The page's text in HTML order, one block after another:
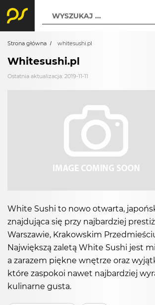
WYSZUKAJ ...
Strona główna whitesushi.pl
Whitesushi.pl
Ostatnia aktualizacja: 2019-11-11
White Sushi to nowo otwarta,
znajdująca się przy najbardziej
Warszawie, Krakowskim
Największą zaletą White Sushi jest
a zarazem piękne wnętrze oraz
które zaspokoi nawet najbardziej
kulinarne gusta.